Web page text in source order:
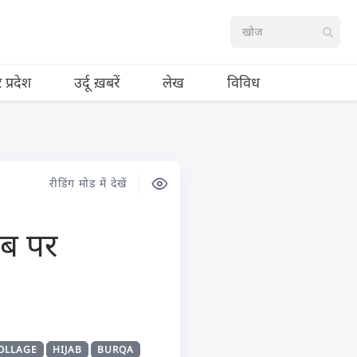
प्रदेश उर्दू ख़बरें लेख विविध
रीडिंग मोड में देखें
पर
BURQA
HIJAB